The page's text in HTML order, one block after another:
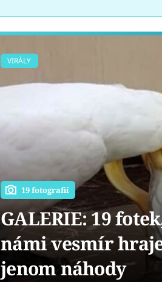
VIRÁLY
19 fotografií
GALERIE: 19
námi vesmír
jenom náhody